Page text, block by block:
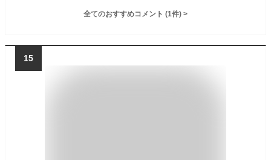
全てのおすすめコメント (1件) >
15